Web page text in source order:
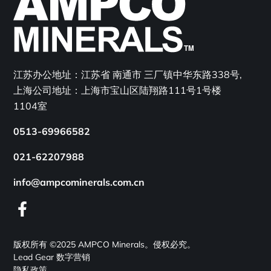
江苏办公地址：江苏省 南通市 三厂镇中华东路338号,
上海公司地址：上海市宝山区陆翔路111号1号楼
1104室
0513-69966582
021-62207988
info@ampcominerals.com.cn
版权所有 ©2025 AMPCO Minerals。侵权必究。
Lead Gear 数字营销